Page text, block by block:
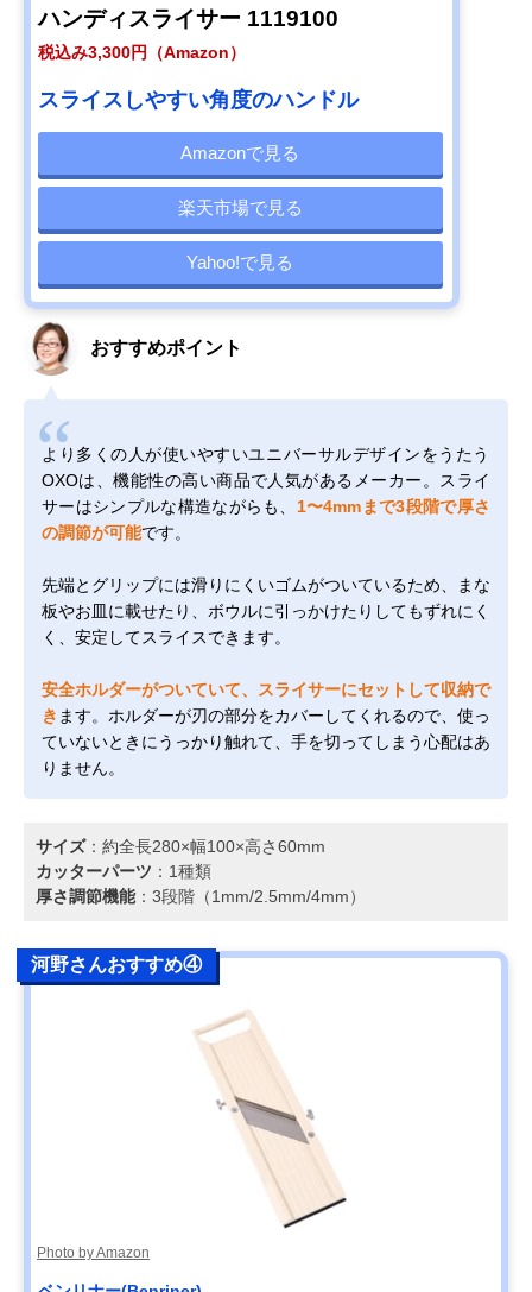
ハンディスライサー 1119100
税込み3,300円（Amazon）
スライスしやすい角度のハンドル
Amazonで見る
楽天市場で見る
Yahoo!で見る
おすすめポイント
より多くの人が使いやすいユニバーサルデザインをうたう
OXOは、機能性の高い商品で人気があるメーカー。スライ
サーはシンプルな構造ながらも、 1〜4mmまで3段階で厚さ
の調節が可能です。
先端とグリップには滑りにくいゴムがついているため、まな
板やお皿に載せたり、ボウルに引っかけたりしてもずれにく
く、安定してスライスできます。
安全ホルダーがついていて、スライサーにセットして収納で
き ます。ホルダーが刃の部分をカバーしてくれるので、使っ
ていないときにうっかり触れて、手を切ってしまう心配はあ
りません。
サイズ：約全長280×幅100×高さ60mm
カッターパーツ ：1種類
厚さ調節機能：3段階（1mm/2.5mm/4mm）
河野さんおすすめ④
Photo by Amazon